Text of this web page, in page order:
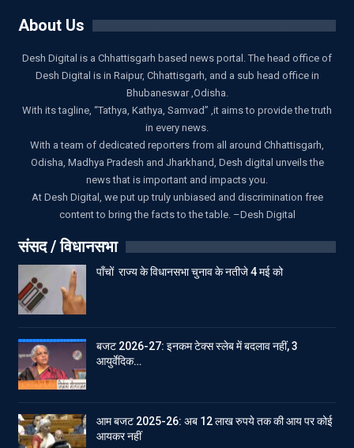
About Us
Desh Digital is a Chhattisgarh based news portal. The head office of
Desh Digital is in Raipur, Chhattisgarh, and a sub head office in
Bhubaneswar ,Odisha.
With its tagline, “Tathya, Kathya, Samvad” ,it aims to provide the truth
in every news.
With a team of dedicated reporters from all around Chhattisgarh,
Odisha, Madhya Pradesh and Jharkhand, Desh digital unveils the
news that is important and impacts you.
At Desh Digital, we put up truly unbiased and discrimination free
content to bring the facts to the table. –Desh Digital
संसद / विधानसभा
पाँचों राज्य के विधानसभा चुनाव के नतीजे 4 मई को
बजट 2026-27: इनकम टेक्स स्लेब में बदलाव नहीं, 3
आयुर्वेदिक…
आम बजट 2025-26: अब 12 लाख रुपये तक की आय पर कोई
आयकर नहीं